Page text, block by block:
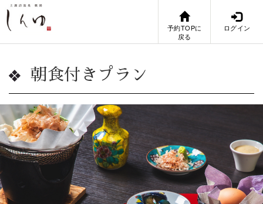
予約TOPに
戻る
ログイン
朝食付きプラン